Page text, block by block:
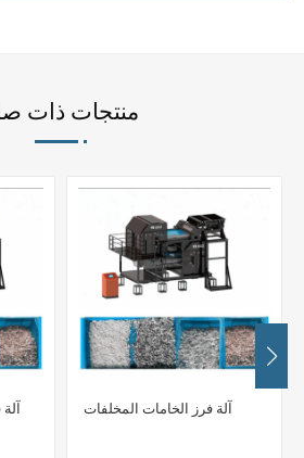
منتجات ذات
آلة فرز الخامات المخلفات